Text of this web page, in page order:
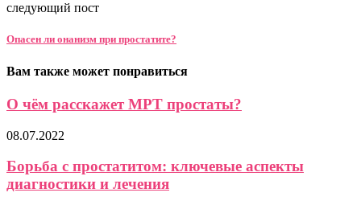
следующий пост
Опасен ли онанизм при простатите?
Вам также может понравиться
О чём расскажет МРТ простаты?
08.07.2022
Борьба с простатитом: ключевые аспекты
диагностики и лечения